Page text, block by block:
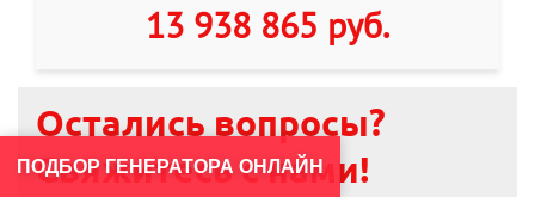
13 938 865 руб.
Остались вопросы?
Свяжитесь с нами!
ПОДБОР ГЕНЕРАТОРА ОНЛАЙН